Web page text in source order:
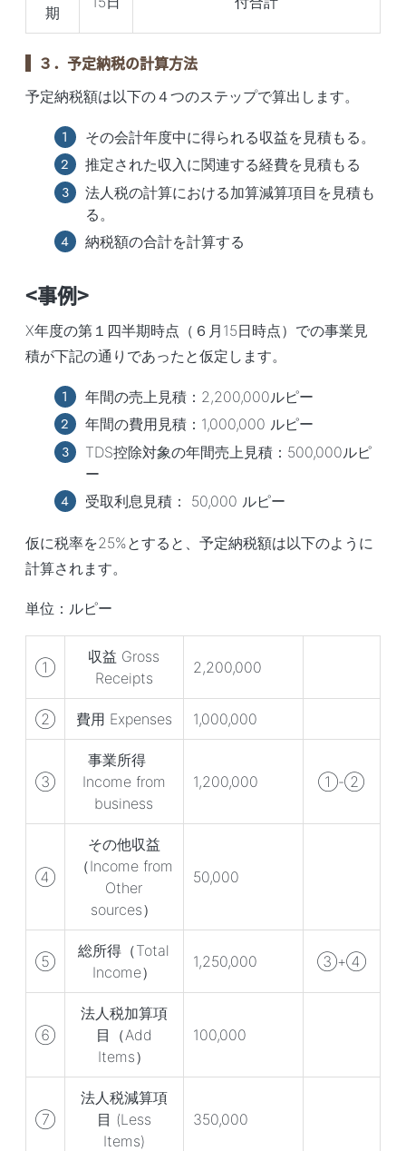
期
３．予定納税の計算方法
予定納税額は以下の４つのステップで算出します。
その会計年度中に得られる収益を見積もる。
推定された収入に関連する経費を見積もる
法人税の計算における加算減算項目を見積も
る。
納税額の合計を計算する
<事例>
X年度の第１四半期時点（６月15日時点）での事業見
積が下記の通りであったと仮定します。
年間の売上見積：2,200,000ルピー
年間の費用見積：1,000,000 ルピー
TDS控除対象の年間売上見積：500,000ルピ
ー
受取利息見積： 50,000 ルピー
仮に税率を25%とすると、予定納税額は以下のように
計算されます。
単位：ルピー
①
収益 Gross
Receipts
2,200,000
② 費用 Expenses 1,000,000
③
事業所得
Income from
business
1,200,000 ①-②
④
その他収益
（Income from
Other
sources）
50,000
⑤
総所得（Total
Income）
1,250,000 ③+④
⑥
法人税加算項
目（Add
Items）
100,000
⑦
法人税減算項
目 (Less
Items)
350,000